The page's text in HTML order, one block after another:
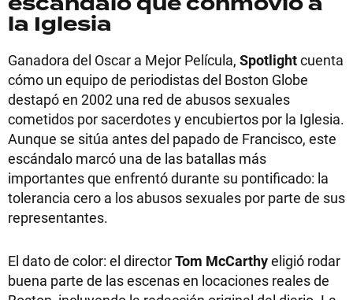
la Iglesia
Ganadora del Oscar a Mejor Película, Spotlightcuenta
cómo un equipo de periodistas del Boston Globe
destapó en 2002 una red de abusos sexuales
cometidos por sacerdotes y encubiertos por la Iglesia.
Aunque se sitúa antes del papado de Francisco, este
escándalo marcó una de las batallas más
importantes que enfrentó durante su pontificado: la
tolerancia cero a los abusos sexuales por parte de sus
representantes.
El dato de color: el directorTom McCarthyeligió rodar
buena parte de las escenas en locaciones reales de